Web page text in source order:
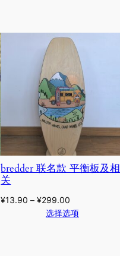
bredder 联名款 平衡板及相
关
¥13.90 –¥299.00
选择选项